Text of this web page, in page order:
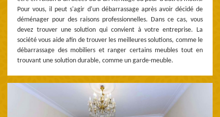
Pour vous, il peut s'agir d'un débarrassage après avoir décidé de
déménager pour des raisons professionnelles. Dans ce cas, vous
devez trouver une solution qui convient à votre entreprise. La
société vous aide afin de trouver les meilleures solutions, comme le
débarrassage des mobiliers et ranger certains meubles tout en
trouvant une solution durable, comme un garde-meuble.